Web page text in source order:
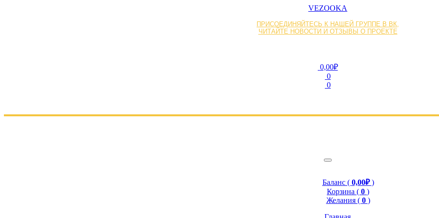
VEZOOKA
ПРИСОЕДИНЯЙТЕСЬ К НАШЕЙ ГРУППЕ В ВК,
ЧИТАЙТЕ НОВОСТИ И ОТЗЫВЫ О ПРОЕКТЕ
0,00₽
0
0
Баланс ( 0,00₽)
Корзина ( 0 )
Желания ( 0 )